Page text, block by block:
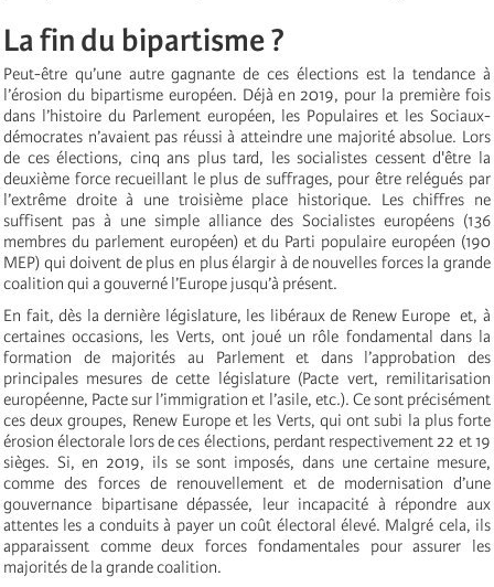
La fin du bipartisme ?
Peut-être qu’une autre gagnante de ces élections est la tendance à
l’érosion du bipartisme européen. Déjà en 2019, pour la première fois
dans l’histoire du Parlement européen, les Populaires et les Sociaux-
démocrates n’avaient pas réussi à atteindre une majorité absolue. Lors
de ces élections, cinq ans plus tard, les socialistes cessent d'être la
deuxième force recueillant le plus de suffrages, pour être relégués par
l’extrême droite à une troisième place historique. Les chiffres ne
suffisent pas à une simple alliance des Socialistes européens (136
membres du parlement européen) et du Parti populaire européen (190
MEP) qui doivent de plus en plus élargir à de nouvelles forces la grande
coalition qui a gouverné l’Europe jusqu’à présent.
En fait, dès la dernière législature, les libéraux de Renew Europe et, à
certaines occasions, les Verts, ont joué un rôle fondamental dans la
formation de majorités au Parlement et dans l’approbation des
principales mesures de cette législature (Pacte vert, remilitarisation
européenne, Pacte sur l’immigration et l’asile, etc.). Ce sont précisément
ces deux groupes, Renew Europe et les Verts, qui ont subi la plus forte
érosion électorale lors de ces élections, perdant respectivement 22 et 19
sièges. Si, en 2019, ils se sont imposés, dans une certaine mesure,
comme des forces de renouvellement et de modernisation d’une
gouvernance bipartisane dépassée, leur incapacité à répondre aux
attentes les a conduits à payer un coût électoral élevé. Malgré cela, ils
apparaissent comme deux forces fondamentales pour assurer les
majorités de la grande coalition.